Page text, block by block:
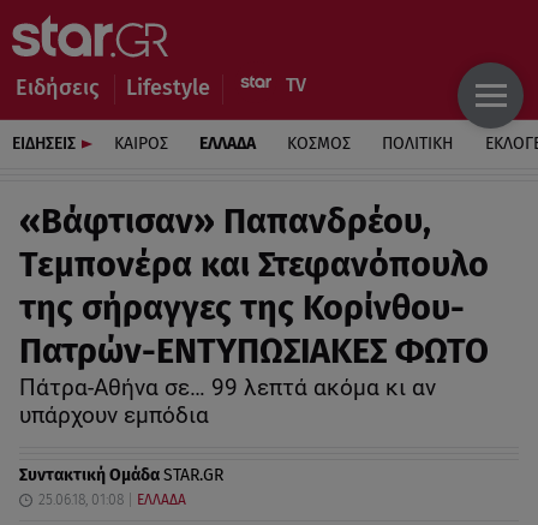
Ειδήσεις Lifestyle
ΕΙΔΗΣΕΙΣ ΚΑΙΡΟΣ ΕΛΛΑΔΑ ΚΟΣΜΟΣ ΠΟΛΙΤΙΚΗ
«Βάφτισαν» Παπανδρέου,
Τεμπονέρα και Στεφανόπουλο
της σήραγγες της Κορίνθου-
Πατρών-ΕΝΤΥΠΩΣΙΑΚΕΣ ΦΩΤΟ
Πάτρα-Αθήνα σε… 99 λεπτά ακόμα κι αν
υπάρχουν εμπόδια
Συντακτική ΟμάδαSTAR.GR
25.06.18, 01:08 ΕΛΛΑΔΑ